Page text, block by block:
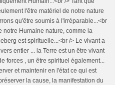
l'être matériel de notre nature
qu'être soumis à l'irréparable...<br
notre Humaine nature, comme la
est spirituelle...<br /> Le vivant a
entier ... la Terre est un être vivant
forces , un être spirituel également...
et maintenir en l'état ce qui est
la cause, la manifestation du